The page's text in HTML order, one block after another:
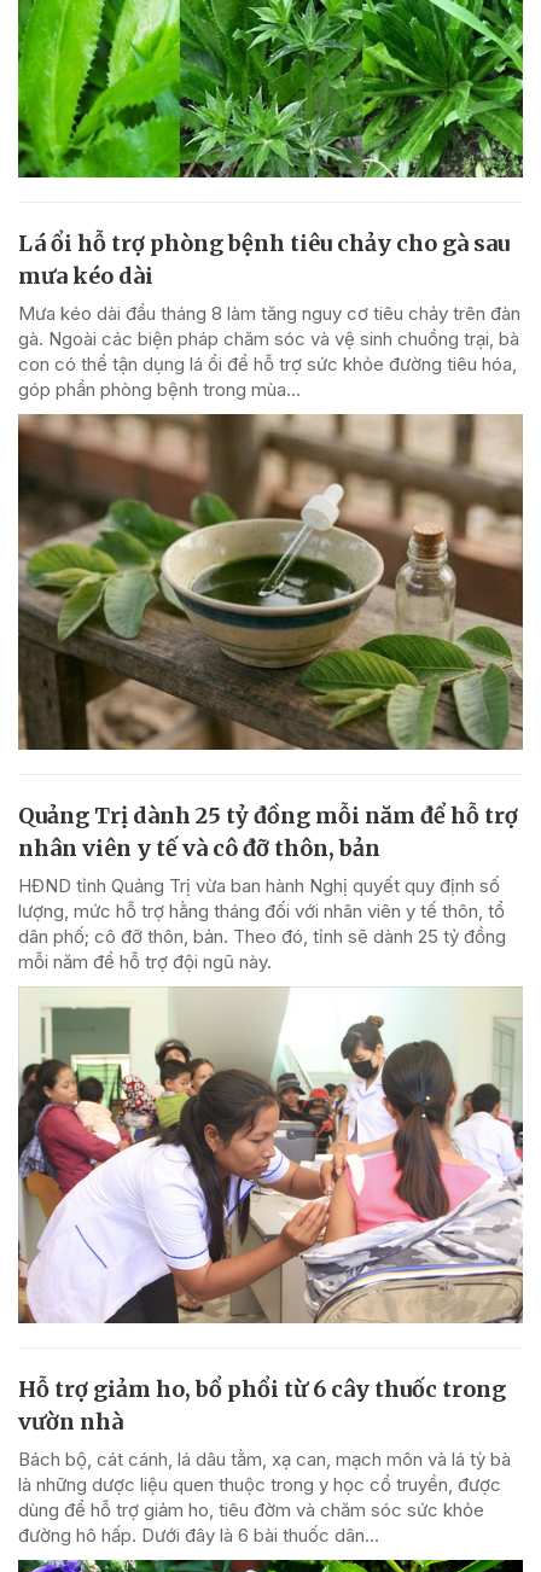
Lá ổi hỗ trợ phòng bệnh tiêu chảy cho gà sau
mưa kéo dài
Mưa kéo dài đầu tháng 8 làm tăng nguy cơ tiêu chảy trên đàn
gà. Ngoài các biện pháp chăm sóc và vệ sinh chuồng trại, bà
con có thể tận dụng lá ổi để hỗ trợ sức khỏe đường tiêu hóa,
góp phần phòng bệnh trong mùa...
Quảng Trị dành 25 tỷ đồng mỗi năm để hỗ trợ
nhân viên y tế và cô đỡ thôn, bản
HĐND tỉnh Quảng Trị vừa ban hành Nghị quyết quy định số
lượng, mức hỗ trợ hằng tháng đối với nhân viên y tế thôn, tổ
dân phố; cô đỡ thôn, bản. Theo đó, tỉnh sẽ dành 25 tỷ đồng
mỗi năm để hỗ trợ đội ngũ này.
Hỗ trợ giảm ho, bổ phổi từ 6 cây thuốc trong
vườn nhà
Bách bộ, cát cánh, lá dâu tằm, xạ can, mạch môn và lá tỳ bà
là những dược liệu quen thuộc trong y học cổ truyền, được
dùng để hỗ trợ giảm ho, tiêu đờm và chăm sóc sức khỏe
đường hô hấp. Dưới đây là 6 bài thuốc dân...